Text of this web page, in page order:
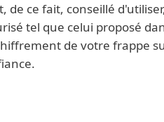
de ce fait, conseillé
tel que celui proposé
de votre frappe